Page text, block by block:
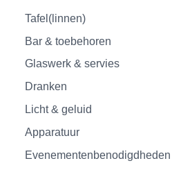
Tafel(linnen)
Bar & toebehoren
Glaswerk & servies
Dranken
Licht & geluid
Apparatuur
Evenementenbenodigdheden